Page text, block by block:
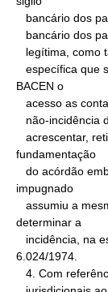
BACEN o
fundamentação
impugnado
determinar a
6.024/1974.